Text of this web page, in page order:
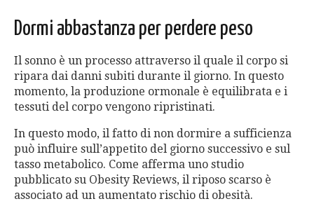
Dormi abbastanza per perdere peso
Il sonno è un processo attraverso il quale il corpo si
ripara dai danni subiti durante il giorno. In questo
momento, la produzione ormonale è equilibrata e i
tessuti del corpo vengono ripristinati.
In questo modo, il fatto di non dormire a sufficienza
può influire sull’appetito del giorno successivo e sul
tasso metabolico. Come afferma uno studio
pubblicato su Obesity Reviews, il riposo scarso è
associato ad un aumentato rischio di obesità.